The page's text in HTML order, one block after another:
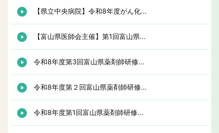
【県立中央病院】令和8年度がん化...
【富山県医師会主催】第1回富山県...
令和8年度第3回富山県薬剤師研修...
令和8年度第２回富山県薬剤師研修...
令和8年度第1回富山県薬剤師研修...